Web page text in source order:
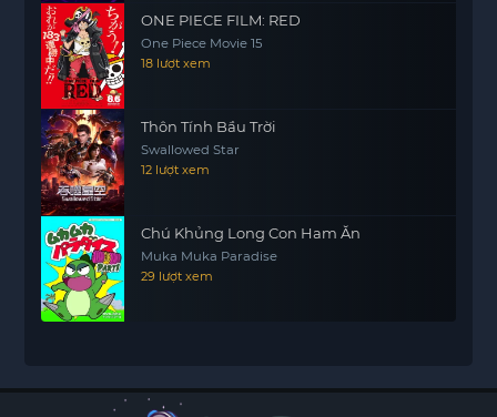
ONE PIECE FILM: RED
One Piece Movie 15
18 lượt xem
Thôn Tính Bầu Trời
Swallowed Star
12 lượt xem
Chú Khủng Long Con Ham Ăn
Muka Muka Paradise
29 lượt xem